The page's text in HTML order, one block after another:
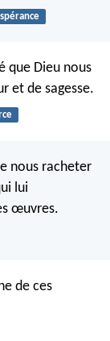
que Dieu nous
et de sagesse.
nous racheter
lui
œuvres.
de ces